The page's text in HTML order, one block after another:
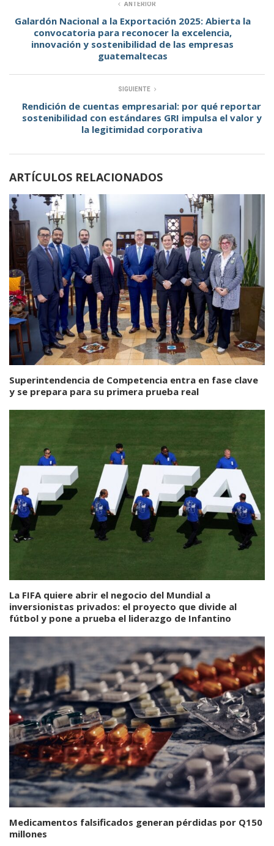
ANTERIOR
Galardón Nacional a la Exportación 2025: Abierta la
convocatoria para reconocer la excelencia,
innovación y sostenibilidad de las empresas
guatemaltecas
SIGUIENTE
Rendición de cuentas empresarial: por qué reportar
sostenibilidad con estándares GRI impulsa el valor y
la legitimidad corporativa
ARTÍCULOS RELACIONADOS
Superintendencia de Competencia entra en fase clave
y se prepara para su primera prueba real
La FIFA quiere abrir el negocio del Mundial a
inversionistas privados: el proyecto que divide al
fútbol y pone a prueba el liderazgo de Infantino
Medicamentos falsificados generan pérdidas por Q150
millones